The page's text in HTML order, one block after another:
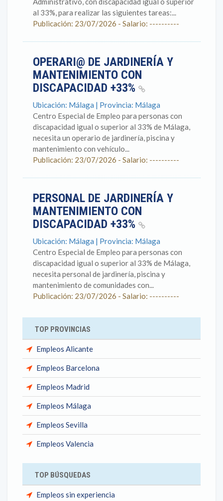
al 33%, para realizar las siguientes tareas:...
Publicación: 23/07/2026 - Salario: ----------
OPERARI@ DE JARDINERÍA Y
MANTENIMIENTO CON
DISCAPACIDAD +33%
Ubicación: Málaga | Provincia: Málaga
Centro Especial de Empleo para personas con
discapacidad igual o superior al 33% de Málaga,
necesita un operario de jardinería, piscina y
mantenimiento con vehículo...
Publicación: 23/07/2026 - Salario: ----------
PERSONAL DE JARDINERÍA Y
MANTENIMIENTO CON
DISCAPACIDAD +33%
Ubicación: Málaga | Provincia: Málaga
Centro Especial de Empleo para personas con
discapacidad igual o superior al 33% de Málaga,
necesita personal de jardinería, piscina y
mantenimiento de comunidades con...
Publicación: 23/07/2026 - Salario: ----------
TOP PROVINCIAS
Empleos Alicante
Empleos Barcelona
Empleos Madrid
Empleos Málaga
Empleos Sevilla
Empleos Valencia
TOP BÚSQUEDAS
Empleos sin experiencia